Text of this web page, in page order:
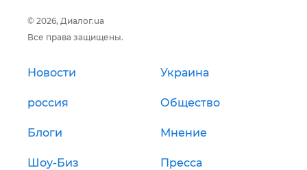
© 2026, Диалог.ua
Все права защищены.
Новости Украина
россия Общество
Блоги Мнение
Шоу-Биз Пресса